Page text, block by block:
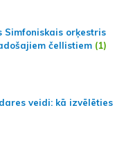
Simfoniskais orķestris
čellistiem (1)
veidi: kā izvēlēties